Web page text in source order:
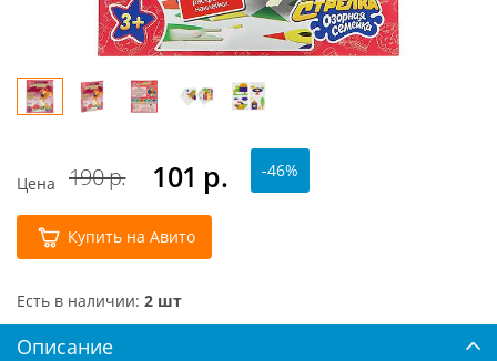
Цена 190 р. 101 р. -46%
Купить на Авито
Есть в наличии: 2 шт
Описание